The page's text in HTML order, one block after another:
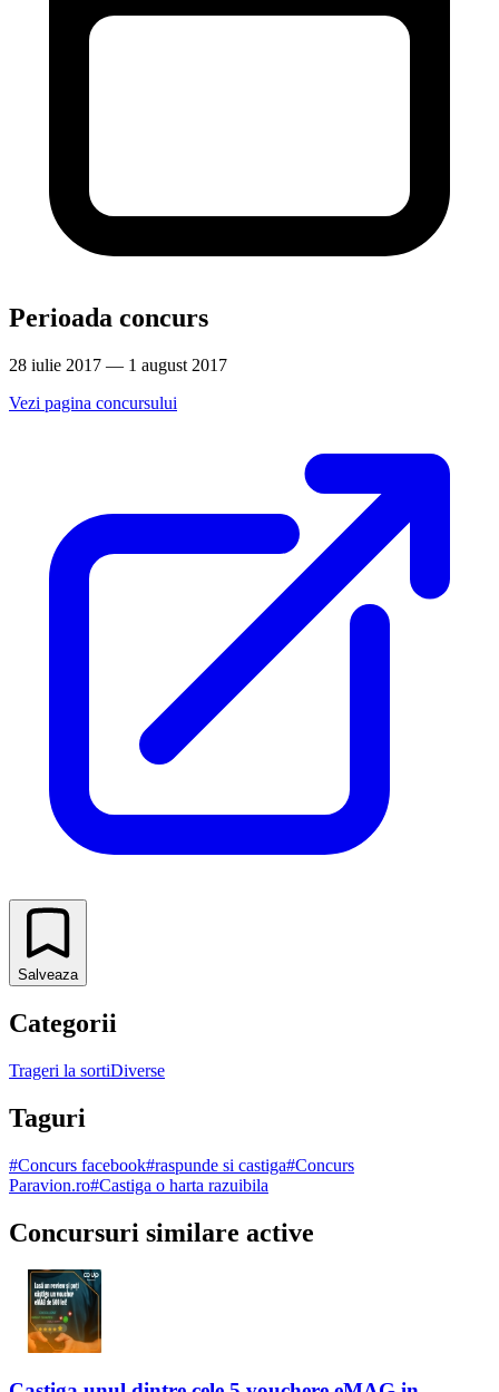
Perioada concurs
28 iulie 2017 — 1 august 2017
Vezi pagina concursului
Salveaza
Categorii
Trageri la sortiDiverse
Taguri
#Concurs facebook#raspunde si castiga#Concurs
Paravion.ro#Castiga o harta razuibila
Concursuri similare active